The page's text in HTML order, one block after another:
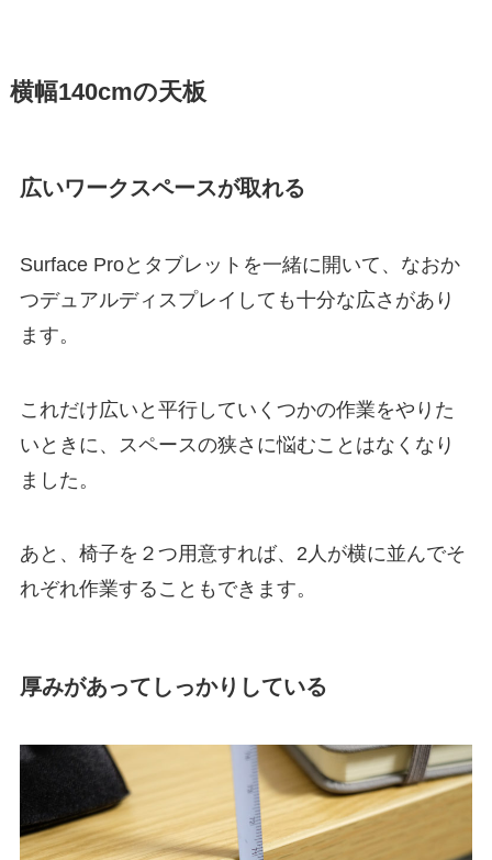
横幅140cmの天板
広いワークスペースが取れる
Surface Proとタブレットを一緒に開いて、なおか
つデュアルディスプレイしても十分な広さがあり
ます。
これだけ広いと平行していくつかの作業をやりた
いときに、スペースの狭さに悩むことはなくなり
ました。
あと、椅子を２つ用意すれば、2人が横に並んでそ
れぞれ作業することもできます。
厚みがあってしっかりしている